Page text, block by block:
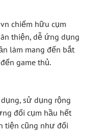
chiếm hữu cụm
thiện, dễ ứng dụng
làm mang đến bắt
game thủ.
sử dụng rộng
đối cụm hầu hết
tiện cũng như đối